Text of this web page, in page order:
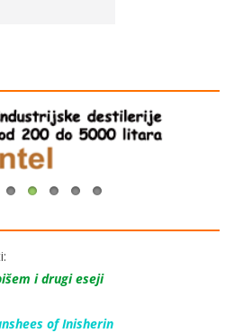
i drugi eseji
of Inisherin